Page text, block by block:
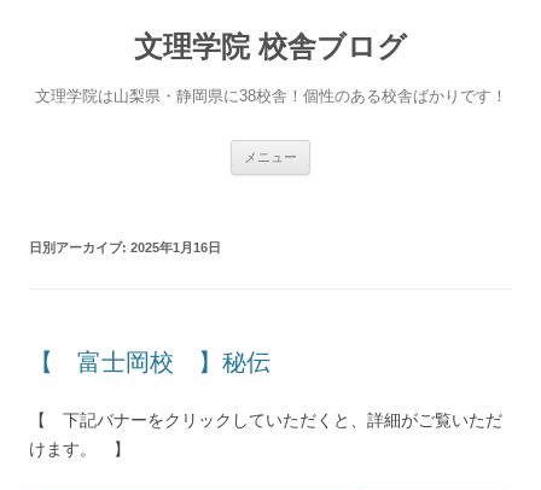
文理学院 校舎ブログ
文理学院は山梨県・静岡県に38校舎！個性のある校舎ばかりです！
メニュー
日別アーカイブ: 2025年1月16日
【 富士岡校 】秘伝
【 下記バナーをクリックしていただくと、詳細がご覧いただ
けます。 】